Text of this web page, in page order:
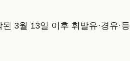
3월 13일 이후 휘발유·경유·